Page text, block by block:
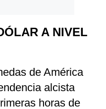
A NIVEL
de América
alcista
horas de